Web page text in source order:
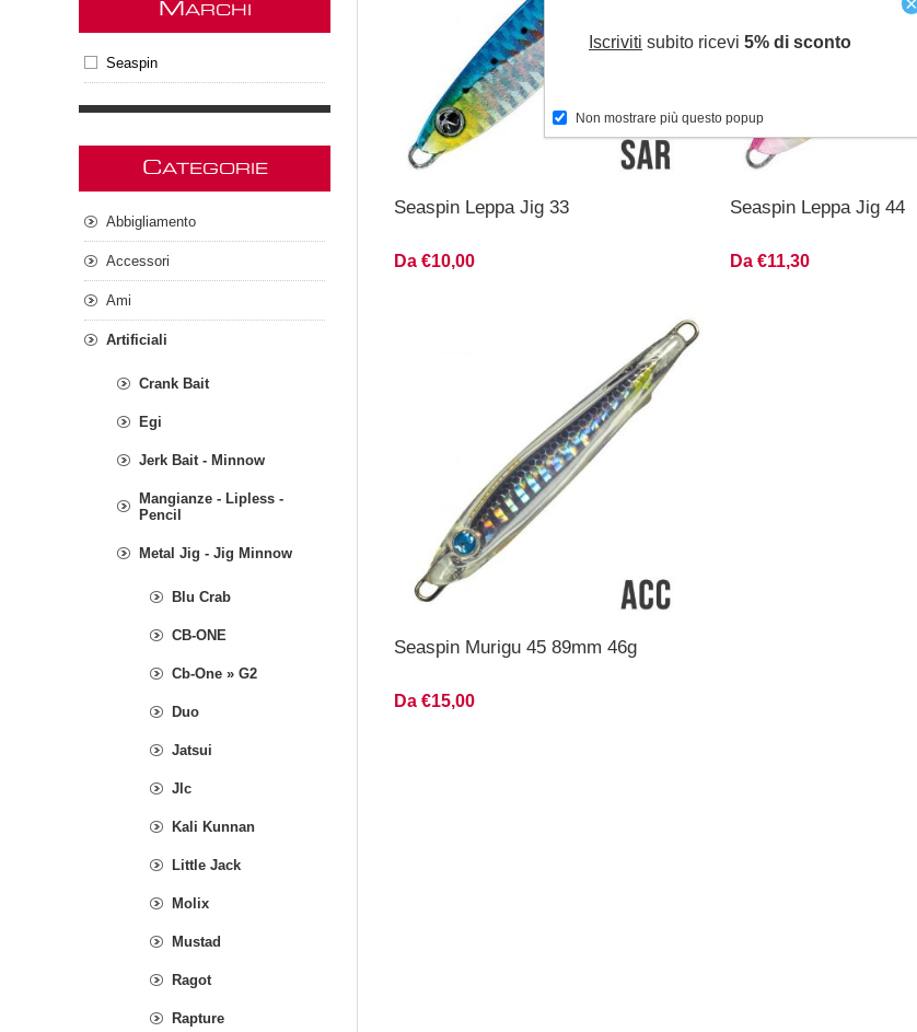
Seaspin Leppa Jig 33
Da €10,00
Seaspin Leppa Jig 44
Da €11,30
Seaspin Murigu 45 89mm 46g
Da €15,00
M ARCHI
Seaspin
CATEGORIE
Abbigliamento
Accessori
Ami
Artificiali
Crank Bait
Egi
Jerk Bait - Minnow
Mangianze - Lipless -
Pencil
Metal Jig - Jig Minnow
Blu Crab
CB-ONE
Cb-One » G2
Duo
Jatsui
Jlc
Kali Kunnan
Little Jack
Molix
Mustad
Ragot
Rapture
Iscriviti subito ricevi 5% di sconto
Non mostrare più questo popup